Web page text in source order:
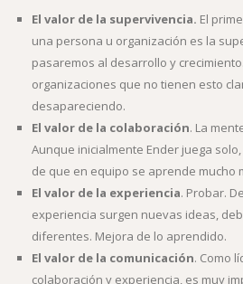
El valor de la supervivencia. El
una persona u organización es la
pasaremos al desarrollo y
organizaciones que no tienen esto
desapareciendo.
El valor de la colaboración. La
Aunque inicialmente Ender juega
de que en equipo se aprende mucho
El valor de la experiencia. Probar.
experiencia surgen nuevas ideas,
diferentes. Mejora de lo aprendido.
El valor de la comunicación. Como
colaboración y experiencia, es muy